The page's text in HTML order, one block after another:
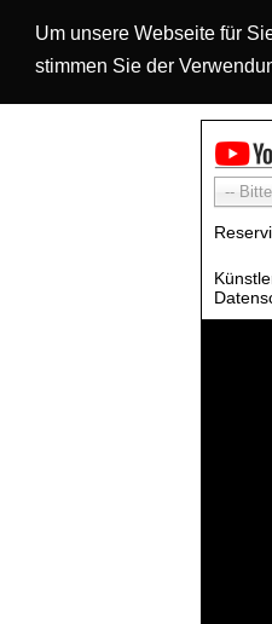
Um unsere Webseite für
stimmen Sie der
--